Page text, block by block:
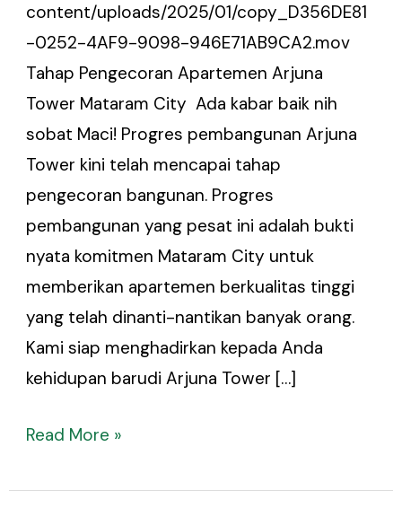
content/uploads/2025/01/copy_D356DE81
-0252-4AF9-9098-946E71AB9CA2.mov
Tahap Pengecoran Apartemen Arjuna
Tower Mataram City Ada kabar baik nih
sobat Maci! Progres pembangunan Arjuna
Tower kini telah mencapai tahap
pengecoran bangunan. Progres
pembangunan yang pesat ini adalah bukti
nyata komitmen Mataram City untuk
memberikan apartemen berkualitas tinggi
yang telah dinanti-nantikan banyak orang.
Kami siap menghadirkan kepada Anda
kehidupan barudi Arjuna Tower […]
Read More »